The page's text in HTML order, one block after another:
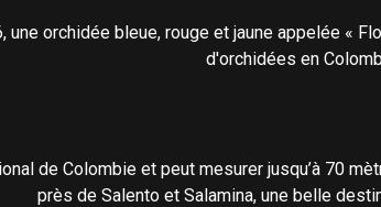
une orchidée bleue, rouge et jaune appelée «
d'orchidées en
de Colombie et peut mesurer jusqu’à 70
près de Salento et Salamina, une belle